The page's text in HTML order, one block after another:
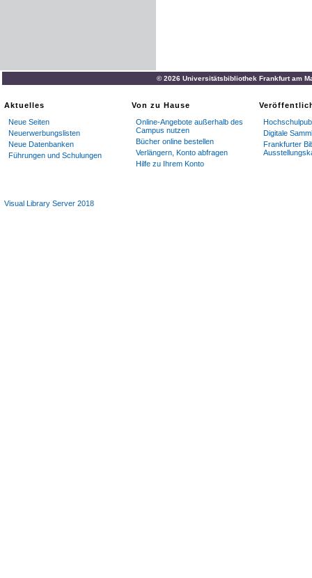
© 2026 Universitätsbibliothek Frankfurt am
Aktuelles
Neue Seiten
Neuerwerbungslisten
Neue Datenbanken
Führungen und Schulungen
Von zu Hause
Online-Angebote außerhalb des
Campus nutzen
Bücher online bestellen
Verlängern, Konto abfragen
Hilfe zu Ihrem Konto
Digitale
Frankfurter
Visual Library Server 2018